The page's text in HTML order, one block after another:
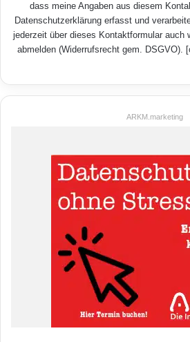
dass meine Angaben aus diesem
Datenschutzerklärung erfasst und
jederzeit über dieses Kontaktformular auch
abmelden (Widerrufsrecht gem. DSGVO).
ARKM.marketing